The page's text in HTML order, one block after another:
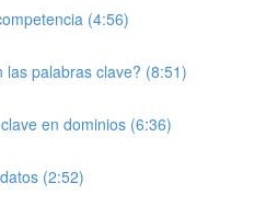
(4:56)
las palabras clave? (8:51)
en dominios (6:36)
(2:52)